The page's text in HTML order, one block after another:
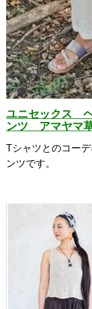
ユニセックス
ンツ アマヤマ
Tシャツとのコー
ンツです。